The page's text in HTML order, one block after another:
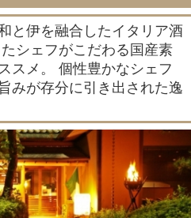
と伊を融合したイタリア酒
シェフがこだわる国産素
スメ。 個性豊かなシェフ
みが存分に引き出された逸